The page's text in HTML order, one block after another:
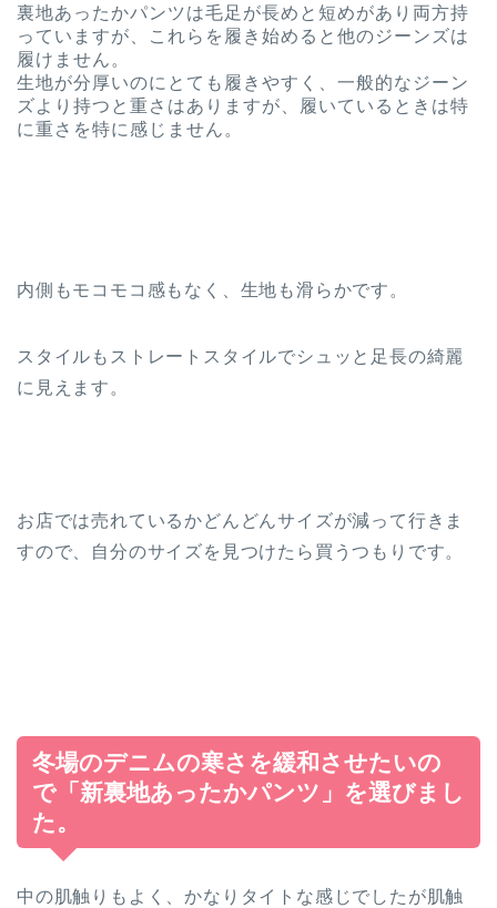
裏地あったかパンツは毛足が長めと短めがあり両方持
っていますが、これらを履き始めると他のジーンズは
履けません。
生地が分厚いのにとても履きやすく、一般的なジーン
ズより持つと重さはありますが、履いているときは特
に重さを特に感じません。
内側もモコモコ感もなく、生地も滑らかです。
スタイルもストレートスタイルでシュッと足長の綺麗
に見えます。
お店では売れているかどんどんサイズが減って行きま
すので、自分のサイズを見つけたら買うつもりです。
冬場のデニムの寒さを緩和させたいの
で「新裏地あったかパンツ」を選びまし
た。
中の肌触りもよく、かなりタイトな感じでしたが肌触